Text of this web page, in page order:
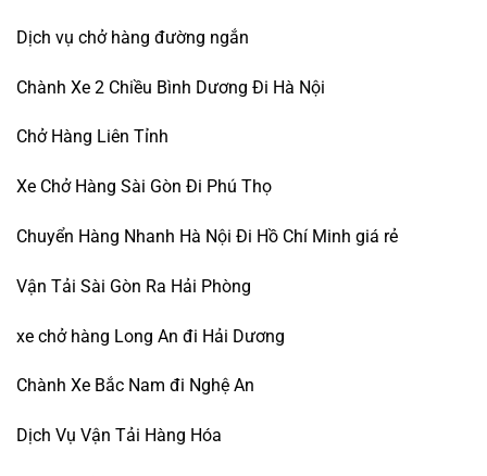
Dịch vụ chở hàng đường ngắn
Chành Xe 2 Chiều Bình Dương Đi Hà Nội
Chở Hàng Liên Tỉnh
Xe Chở Hàng Sài Gòn Đi Phú Thọ
Chuyển Hàng Nhanh Hà Nội Đi Hồ Chí Minh giá rẻ
Vận Tải Sài Gòn Ra Hải Phòng
xe chở hàng Long An đi Hải Dương
Chành Xe Bắc Nam đi Nghệ An
Dịch Vụ Vận Tải Hàng Hóa